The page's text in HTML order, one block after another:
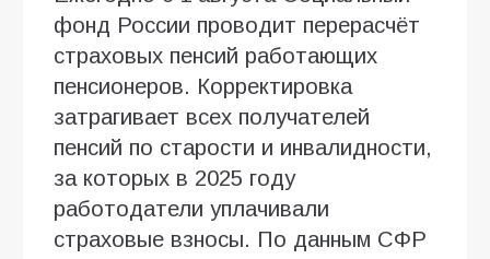
фонд России проводит перерасчёт
страховых пенсий работающих
пенсионеров. Корректировка
затрагивает всех получателей
пенсий по старости и инвалидности,
за которых в 2025 году
работодатели уплачивали
страховые взносы. По данным СФР